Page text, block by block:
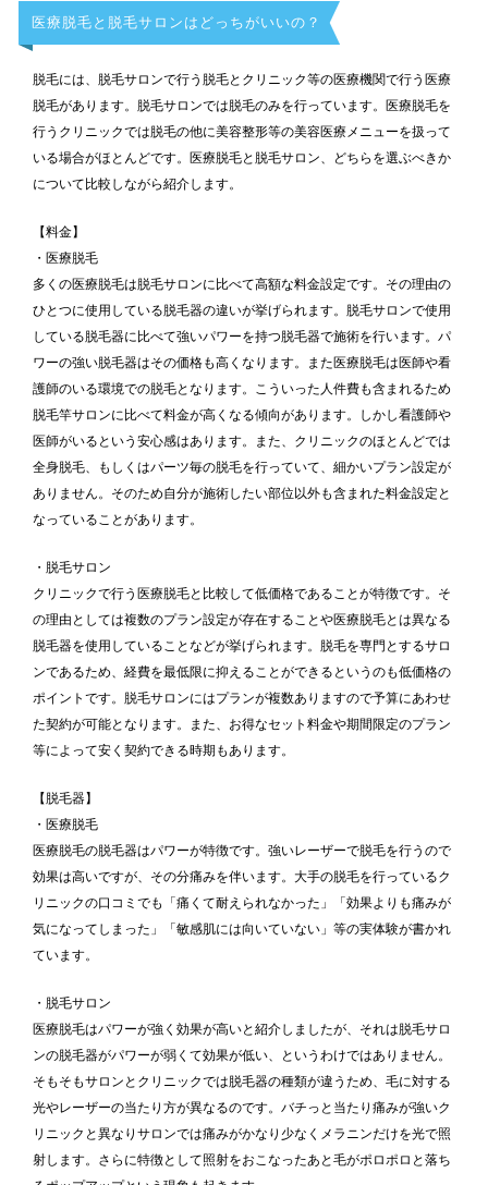
医療脱毛と脱毛サロンはどっちがいいの？
脱毛には、脱毛サロンで行う脱毛とクリニック等の医療機関で行う医療
脱毛があります。脱毛サロンでは脱毛のみを行っています。医療脱毛を
行うクリニックでは脱毛の他に美容整形等の美容医療メニューを扱って
いる場合がほとんどです。医療脱毛と脱毛サロン、どちらを選ぶべきか
について比較しながら紹介します。
【料金】
・医療脱毛
多くの医療脱毛は脱毛サロンに比べて高額な料金設定です。その理由の
ひとつに使用している脱毛器の違いが挙げられます。脱毛サロンで使用
している脱毛器に比べて強いパワーを持つ脱毛器で施術を行います。パ
ワーの強い脱毛器はその価格も高くなります。また医療脱毛は医師や看
護師のいる環境での脱毛となります。こういった人件費も含まれるため
脱毛竿サロンに比べて料金が高くなる傾向があります。しかし看護師や
医師がいるという安心感はあります。また、クリニックのほとんどでは
全身脱毛、もしくはパーツ毎の脱毛を行っていて、細かいプラン設定が
ありません。そのため自分が施術したい部位以外も含まれた料金設定と
なっていることがあります。
・脱毛サロン
クリニックで行う医療脱毛と比較して低価格であることが特徴です。そ
の理由としては複数のプラン設定が存在することや医療脱毛とは異なる
脱毛器を使用していることなどが挙げられます。脱毛を専門とするサロ
ンであるため、経費を最低限に抑えることができるというのも低価格の
ポイントです。脱毛サロンにはプランが複数ありますので予算にあわせ
た契約が可能となります。また、お得なセット料金や期間限定のプラン
等によって安く契約できる時期もあります。
【脱毛器】
・医療脱毛
医療脱毛の脱毛器はパワーが特徴です。強いレーザーで脱毛を行うので
効果は高いですが、その分痛みを伴います。大手の脱毛を行っているク
リニックの口コミでも「痛くて耐えられなかった」「効果よりも痛みが
気になってしまった」「敏感肌には向いていない」等の実体験が書かれ
ています。
・脱毛サロン
医療脱毛はパワーが強く効果が高いと紹介しましたが、それは脱毛サロ
ンの脱毛器がパワーが弱くて効果が低い、というわけではありません。
そもそもサロンとクリニックでは脱毛器の種類が違うため、毛に対する
光やレーザーの当たり方が異なるのです。バチっと当たり痛みが強いク
リニックと異なりサロンでは痛みがかなり少なくメラニンだけを光で照
射します。さらに特徴として照射をおこなったあと毛がポロポロと落ち